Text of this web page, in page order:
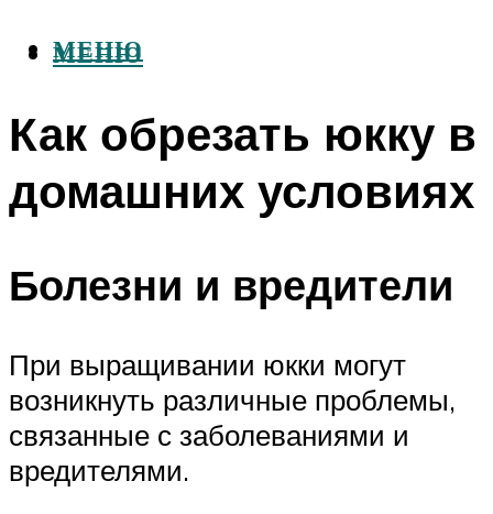
МЕНЮ
МЕНЮ
Как обрезать юкку в
домашних условиях
Болезни и вредители
При выращивании юкки могут
возникнуть различные проблемы,
связанные с заболеваниями и
вредителями.